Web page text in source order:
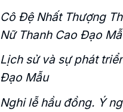
Cô Đệ Nhất Thượng
Nữ Thanh Cao Đạo
Lịch sử và sự phát
Đạo Mẫu
Nghi lễ hầu đồng. Ý